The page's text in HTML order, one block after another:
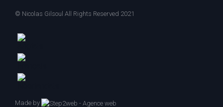
© Nicolas Gilsoul All Rights Reserved 2021
Made by